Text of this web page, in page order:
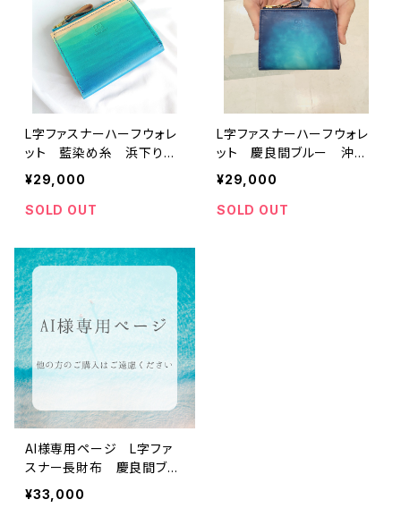
L字ファスナーハーフウォレ
ット 藍染め糸 浜下り模
様 沖縄の海 手染め 手
縫い ユニセックス
¥29,000
SOLD OUT
L字ファスナーハーフウォレ
ット 慶良間ブルー 沖縄
の海 手染め 手縫い
¥29,000
SOLD OUT
AI様専用ページ L字ファ
スナー長財布 慶良間ブル
ー
¥33,000